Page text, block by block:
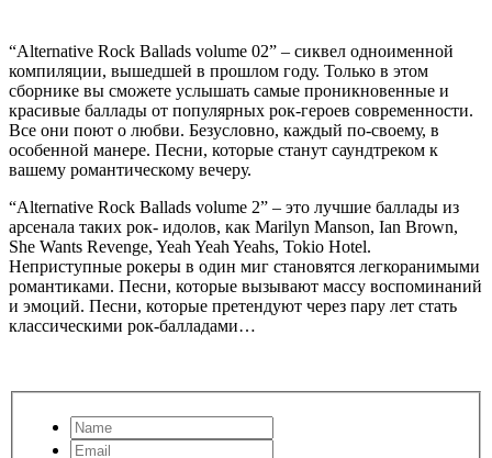
“Alternative Rock Ballads volume 02” – сиквел одноименной
компиляции, вышедшей в прошлом году. Только в этом
сборнике вы сможете услышать самые проникновенные и
красивые баллады от популярных рок-героев современности.
Все они поют о любви. Безусловно, каждый по-своему, в
особенной манере. Песни, которые станут саундтреком к
вашему романтическому вечеру.
“Alternative Rock Ballads volume 2” – это лучшие баллады из
арсенала таких рок- идолов, как Marilyn Manson, Ian Brown,
She Wants Revenge, Yeah Yeah Yeahs, Tokio Hotel.
Неприступные рокеры в один миг становятся легкоранимыми
романтиками. Песни, которые вызывают массу воспоминаний
и эмоций. Песни, которые претендуют через пару лет стать
классическими рок-балладами…